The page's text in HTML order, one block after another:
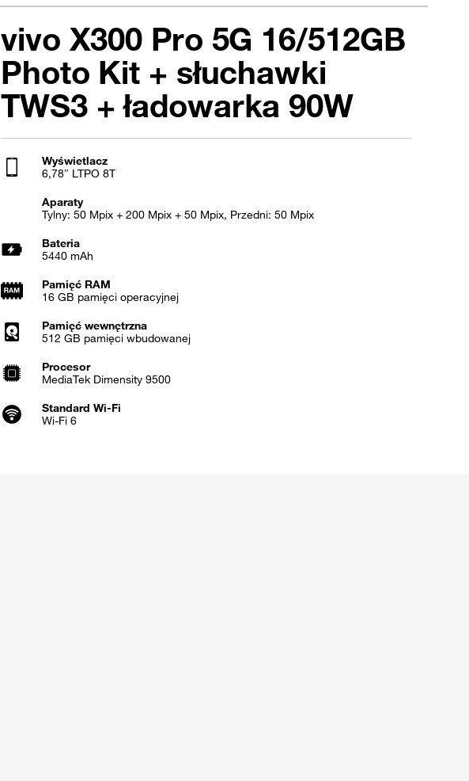
vivo X300 Pro 5G 16/512GB
Photo Kit + słuchawki
TWS3 + ładowarka 90W
Wyświetlacz
6,78″ LTPO 8T
Aparaty
Tylny: 50 Mpix + 200 Mpix + 50 Mpix, Przedni: 50 Mpix
Bateria
5440 mAh
Pamięć RAM
16 GB pamięci operacyjnej
Pamięć wewnętrzna
512 GB pamięci wbudowanej
Procesor
MediaTek Dimensity 9500
Standard Wi-Fi
Wi-Fi 6